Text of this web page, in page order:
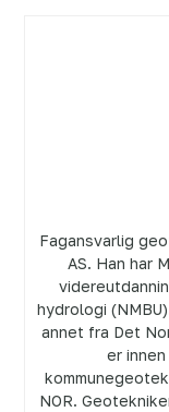
Fagansvarlig
AS. Han har
hydrologi
annet fra Det
er
NOR.